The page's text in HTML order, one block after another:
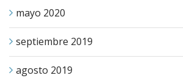
mayo 2020
septiembre 2019
agosto 2019